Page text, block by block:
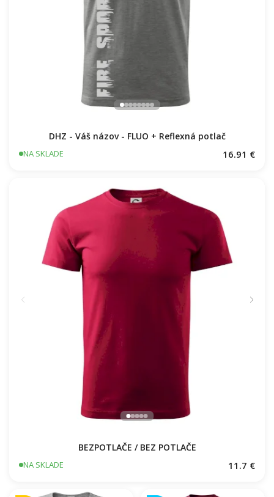
DHZ - Váš názov - FLUO + Reflexná potlač
NA SKLADE 16.91 €
BEZPOTLAČE / BEZ POTLAČE
NA SKLADE 11.7 €